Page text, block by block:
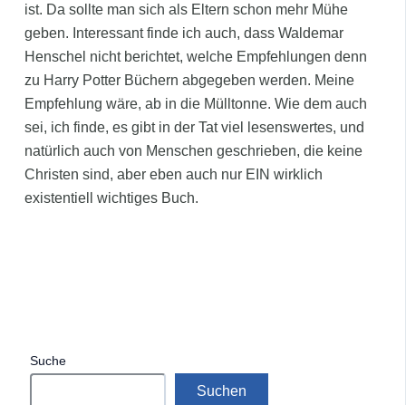
ist. Da sollte man sich als Eltern schon mehr Mühe
geben. Interessant finde ich auch, dass Waldemar
Henschel nicht berichtet, welche Empfehlungen denn
zu Harry Potter Büchern abgegeben werden. Meine
Empfehlung wäre, ab in die Mülltonne. Wie dem auch
sei, ich finde, es gibt in der Tat viel lesenswertes, und
natürlich auch von Menschen geschrieben, die keine
Christen sind, aber eben auch nur EIN wirklich
existentiell wichtiges Buch.
Suche
Suchen